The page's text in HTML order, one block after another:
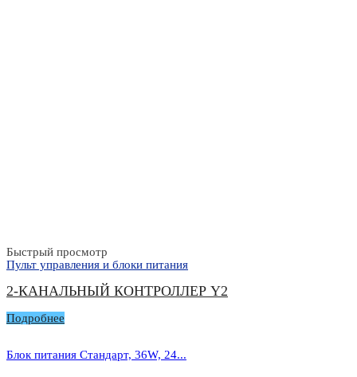
Быстрый просмотр
Пульт управления и блоки питания
2-КАНАЛЬНЫЙ КОНТРОЛЛЕР Y2
Подробнее
Блок питания Стандарт, 36W, 24...